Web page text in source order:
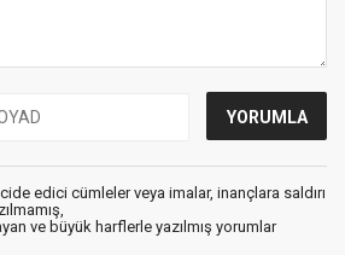
edici cümleler veya imalar, inançlara saldırı
ve büyük harflerle yazılmış yorumlar